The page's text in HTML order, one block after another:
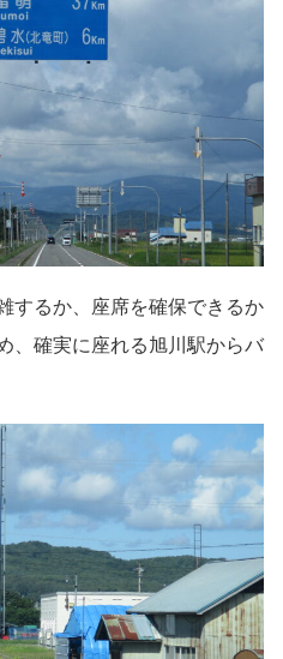
するか、座席を確保できるか
、確実に座れる旭川駅からバ